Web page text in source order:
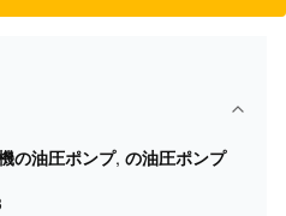
の油圧ポンプ, の油圧ポンプ